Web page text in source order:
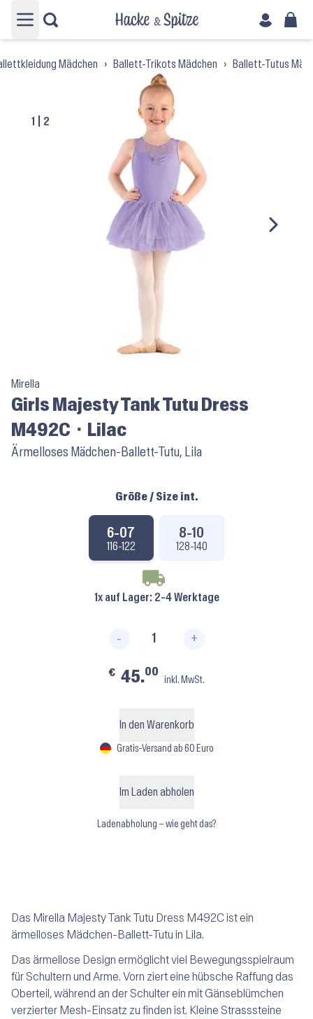
Hauptmenü öffnen
Mädchen › Ballett-Trikots Mädchen › Ballett-Tutus
1 2
Mirella
Girls Majesty Tank Tutu Dress
M492C ⬝ Lilac
Ärmelloses Mädchen-Ballett-Tutu, Lila
Größe / Size int.
6-07
116-122
8-10
128-140
1x auf Lager: 2-4 Werktage
- +
€ 45.00
inkl. MwSt.
In den Warenkorb
Gratis-Versand ab 60 Euro
Im Laden abholen
Ladenabholung – wie geht das?
Das Mirella Majesty Tank Tutu Dress M492C ist ein
ärmelloses Mädchen-Ballett-Tutu in Lila.
Das ärmellose Design ermöglicht viel Bewegungsspielraum
für Schultern und Arme. Vorn ziert eine hübsche Raffung das
Oberteil, während an der Schulter ein mit Gänseblümchen
verzierter Mesh-Einsatz zu finden ist. Kleine Strasssteine